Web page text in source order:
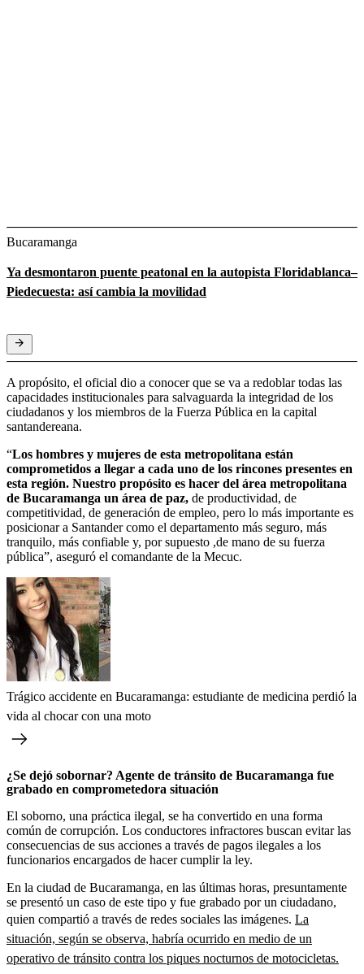
Bucaramanga
Ya desmontaron puente peatonal en la autopista Floridablanca–
Piedecuesta: así cambia la movilidad
A propósito, el oficial dio a conocer que se va a redoblar todas las
capacidades institucionales para salvaguarda la integridad de los
ciudadanos y los miembros de la Fuerza Pública en la capital
santandereana.
“Los hombres y mujeres de esta metropolitana están
comprometidos a llegar a cada uno de los rincones presentes en
esta región. Nuestro propósito es hacer del área metropolitana
de Bucaramanga un área de paz, de productividad, de
competitividad, de generación de empleo, pero lo más importante es
posicionar a Santander como el departamento más seguro, más
tranquilo, más confiable y, por supuesto ,de mano de su fuerza
pública”, aseguró el comandante de la Mecuc.
Trágico accidente en Bucaramanga: estudiante de medicina perdió la
vida al chocar con una moto
¿Se dejó sobornar? Agente de tránsito de Bucaramanga fue
grabado en comprometedora situación
El soborno, una práctica ilegal, se ha convertido en una forma
común de corrupción. Los conductores infractores buscan evitar las
consecuencias de sus acciones a través de pagos ilegales a los
funcionarios encargados de hacer cumplir la ley.
En la ciudad de Bucaramanga, en las últimas horas, presuntamente
se presentó un caso de este tipo y fue grabado por un ciudadano,
quien compartió a través de redes sociales las imágenes. La
situación, según se observa, habría ocurrido en medio de un
operativo de tránsito contra los piques nocturnos de motocicletas.